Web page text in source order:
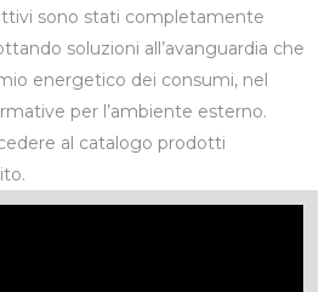
sono stati completamente
soluzioni all’avanguardia che
energetico dei consumi, nel
per l’ambiente esterno.
al catalogo prodotti